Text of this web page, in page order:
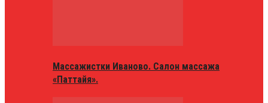
Массажистки Иваново. Салон массажа
«Паттайя».